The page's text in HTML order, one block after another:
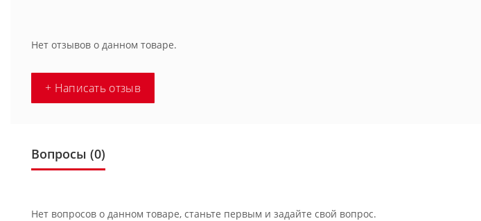
Нет отзывов о данном товаре.
+ Написать отзыв
Вопросы (0)
Нет вопросов о данном товаре, станьте первым и задайте свой вопрос.